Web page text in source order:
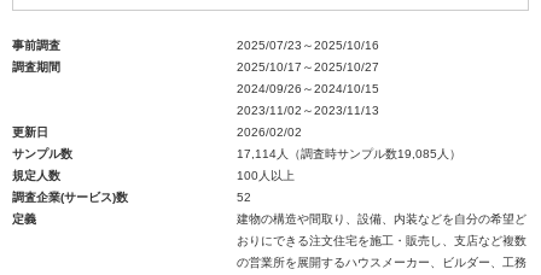
事前調査
2025/07/23～2025/10/16
調査期間
2025/10/17～2025/10/27
2024/09/26～2024/10/15
2023/11/02～2023/11/13
更新日
2026/02/02
サンプル数
17,114人（調査時サンプル数19,085人）
規定人数
100人以上
調査企業(サービス)数
52
定義
建物の構造や間取り、設備、内装などを自分の希望ど
おりにできる注文住宅を施工・販売し、支店など複数
の営業所を展開するハウスメーカー、ビルダー、工務